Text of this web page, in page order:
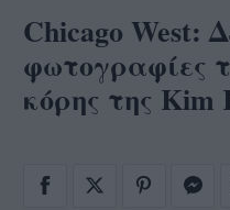
Chicago West:
φωτογραφίες
κόρης της Kim